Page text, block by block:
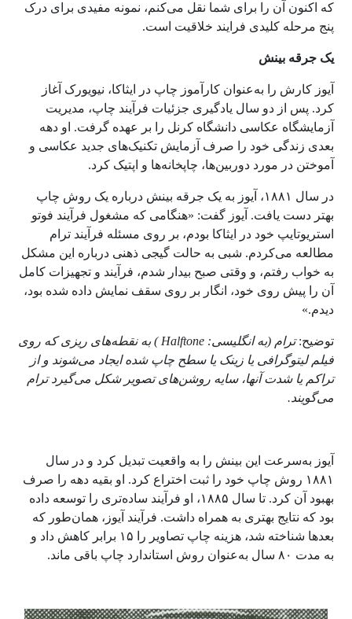
که اکنون آن را برای شما نقل می‌کنم، نمونه مفیدی برای درک
پنج مرحله کلیدی فرایند خلاقیت است.
یک جرقه بینش
آیوز کارش را به‌عنوان کارآموز چاپ در ایثاکا، نیویورک آغاز
کرد. پس از دو سال یادگیری جزئیات فرآیند چاپ، مدیریت
آزمایشگاه عکاسی دانشگاه کرنل را بر عهده گرفت. او دهه
بعدی زندگی خود را صرف آزمایش تکنیک‌های جدید عکاسی و
آموختن در مورد دوربین‌ها، چاپخانه‌ها و اپتیک کرد.
در سال ۱۸۸۱، آیوز به یک جرقه بینش درباره یک روش چاپ
بهتر دست یافت. آیوز گفت: «هنگامی که مشغول فرآیند فوتو
استریوتایپ خود در ایثاکا بودم، بر روی مسئله فرآیند ترام
مطالعه می‌کردم. شبی به حالت گیجی ذهنی درباره این مشکل
به خواب رفتم، و وقتی صبح بیدار شدم، فرآیند و تجهیزات کامل
آن را پیش روی خود، انگار بر روی سقف نمایش داده شده بود،
دیدم.»
توضیح:ترام (به انگلیسی: Halftone) به نقطه‌های ریزی که روی
فیلم لیتوگرافی یا زینک یا سطح چاپ شده ایجاد می‌شوند و از
تراکم یا شدت آنها، سایه روشن‌های تصویر شکل می‌گیرد ترام
می‌گویند.
آیوز به‌سرعت این بینش را به واقعیت تبدیل کرد و در سال
۱۸۸۱ روش چاپ خود را ثبت اختراع کرد. او بقیه دهه را صرف
بهبود آن کرد. تا سال ۱۸۸۵، او فرآیند ساده‌تری را توسعه داده
بود که نتایج بهتری به همراه داشت. فرآیند آیوز، همان‌طور که
بعدها شناخته شد، هزینه چاپ تصاویر را ۱۵ برابر کاهش داد و
به مدت ۸۰ سال به‌عنوان روش استاندارد چاپ باقی ماند.